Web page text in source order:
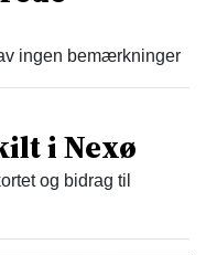
ingen bemærkninger
i Nexø
og bidrag til